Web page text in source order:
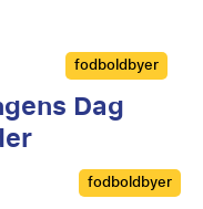
Categories
fodboldbyer
Dag
Categories
fodboldbyer